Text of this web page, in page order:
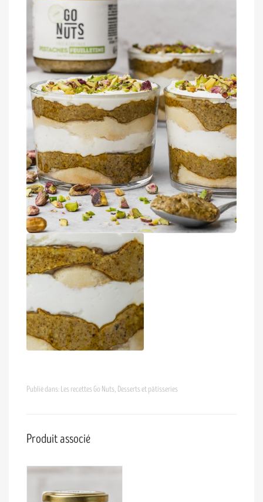
Publié dans:Les recettes Go Nuts, Desserts et pâtisseries
Produit associé